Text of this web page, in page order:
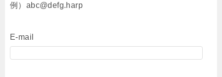
例）abc@defg.harp
E-mail